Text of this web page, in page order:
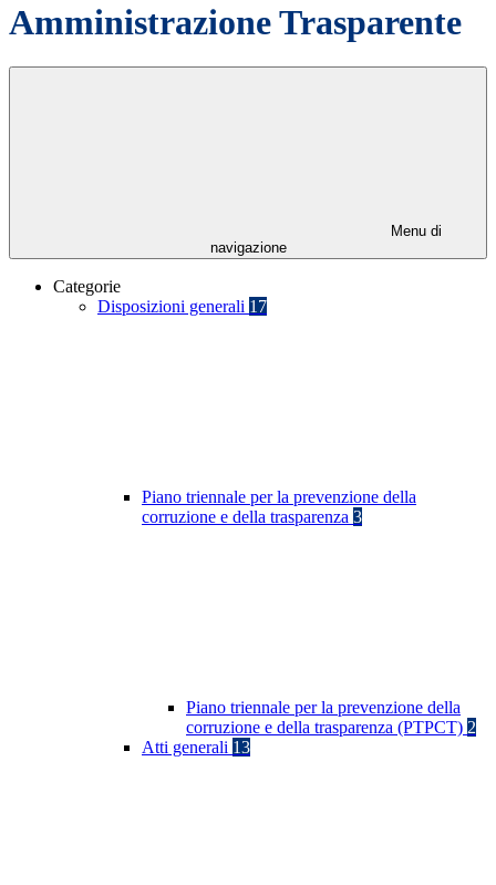
Amministrazione Trasparente
Menu di
navigazione
Categorie
Disposizioni generali 17
Piano triennale per la prevenzione della
corruzione e della trasparenza 3
Piano triennale per la prevenzione della
corruzione e della trasparenza (PTPCT) 2
Atti generali 13